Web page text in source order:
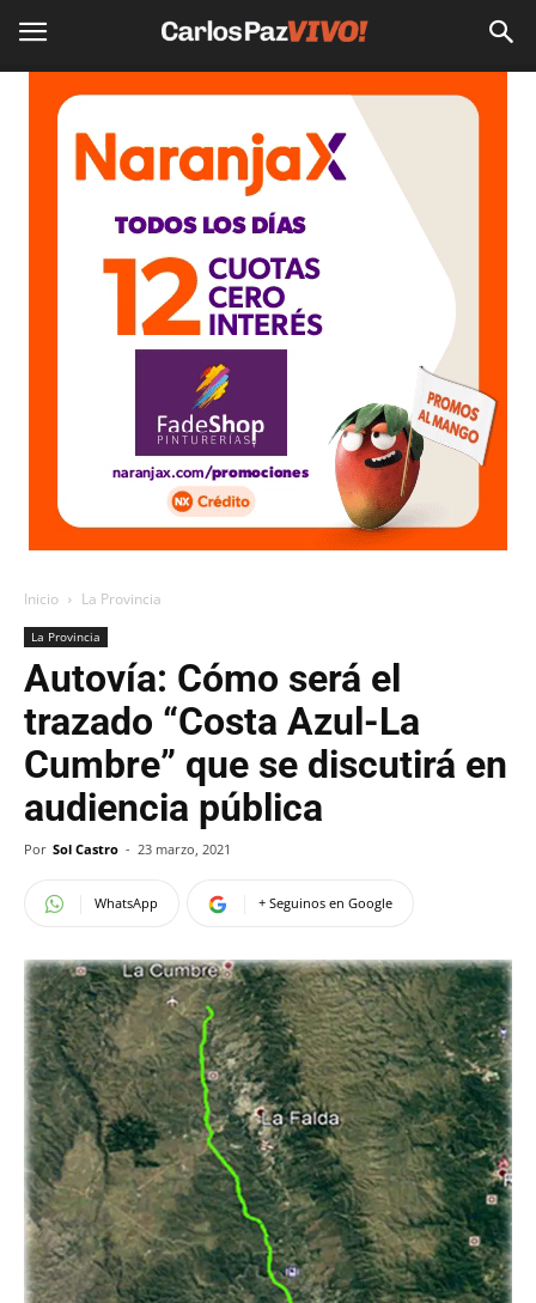
Inicio La Provincia
La Provincia
Autovía: Cómo será el
trazado “Costa Azul-La
Cumbre” que se discutirá en
audiencia pública
Por Sol Castro - 23 marzo, 2021
WhatsApp + Seguinos en Google